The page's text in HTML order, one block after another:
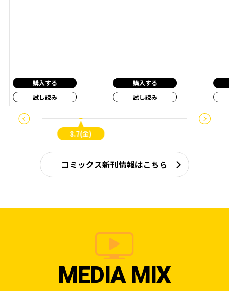
購入する
試し読み
購入する
試し読み
8.7(金)
コミックス新刊情報はこちら
MEDIA MIX